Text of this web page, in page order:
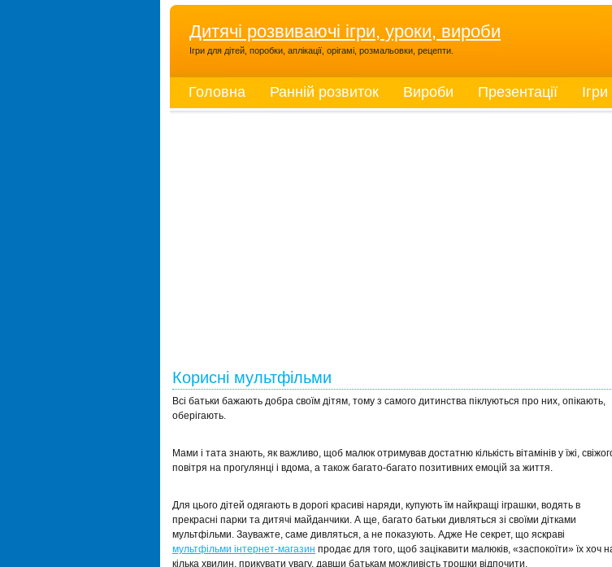
Дитячі розвиваючі ігри, уроки, вироби
Ігри для дітей, поробки, аплікації, орігамі, розмальовки, рецепти.
Головна Ранній розвиток Вироби Презентації Ігри
Корисні мультфільми
Всі батьки бажають добра своїм дітям, тому з самого дитинства піклуються про них, опікають,
оберігають.
Мами і тата знають, як важливо, щоб малюк отримував достатню кількість вітамінів у їжі,
повітря на прогулянці і вдома, а також багато-багато позитивних емоцій за життя.
Для цього дітей одягають в дорогі красиві наряди, купують їм найкращі іграшки, водять в
прекрасні парки та дитячі майданчики. А ще, багато батьки дивляться зі своїми дітками
мультфільми. Зауважте, саме дивляться, а не показують. Адже Не секрет, що яскраві
мультфільми інтернет-магазин продає для того, щоб зацікавити малюків, «заспокоїти» їх хоч
кілька хвилин, прикувати увагу, давши батькам можливість трошки відпочити.